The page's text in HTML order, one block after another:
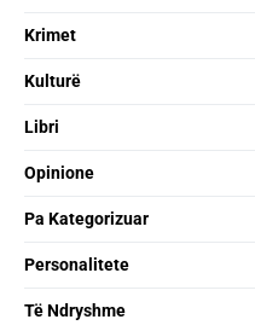
Krimet
Kulturë
Libri
Opinione
Pa Kategorizuar
Personalitete
Të Ndryshme